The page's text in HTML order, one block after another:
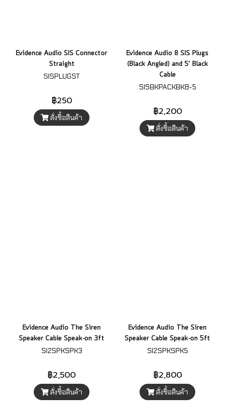
Evidence Audio SIS Connector
Straight
SISPLUGST
฿250
สั่งซื้อสินค้า
Evidence Audio 8 SIS Plugs
(Black Angled) and 5’ Black
Cable
SISBKPACKBK8-5
฿2,200
สั่งซื้อสินค้า
Evidence Audio The Siren
Speaker Cable Speak-on 3ft
SI2SPKSPK3
฿2,500
สั่งซื้อสินค้า
Evidence Audio The Siren
Speaker Cable Speak-on 5ft
SI2SPKSPK5
฿2,800
สั่งซื้อสินค้า